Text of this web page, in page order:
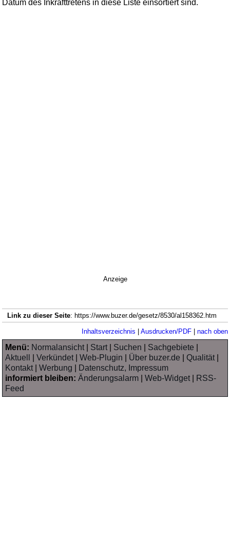
Datum des Inkrafttretens in diese Liste einsortiert sind.
Anzeige
Link zu dieser Seite: https://www.buzer.de/gesetz/8530/al158362.htm
Inhaltsverzeichnis | Ausdrucken/PDF| nach oben
Menü: Normalansicht| Start| Suchen Sachgebiete
Aktuell
|Verkündet|Web-Plugin Über buzer.de |Qualität|
Kontakt|Werbung
Datenschutz, Impressum
informiert bleiben: Änderungsalarm |Web-Widget|
RSS-
Feed